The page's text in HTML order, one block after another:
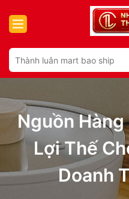
Nguồn Hàng
Lợi Thế
Doanh